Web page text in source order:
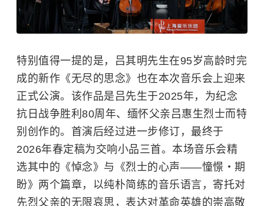
特别值得一提的是，吕其明先生在95岁高龄时完
成的新作《无尽的思念》也在本次音乐会上迎来
正式公演。该作品是吕先生于2025年，为纪念
抗日战争胜利80周年、缅怀父亲吕惠生烈士而特
别创作的。首演后经过进一步修订，最终于
2026年春定稿为交响小品三首。本场音乐会精
选其中的《悼念》与《烈士的心声——憧憬・期
盼》两个篇章，以纯朴简练的音乐语言，寄托对
先烈父亲的无限哀思，表达对革命英雄的崇高敬